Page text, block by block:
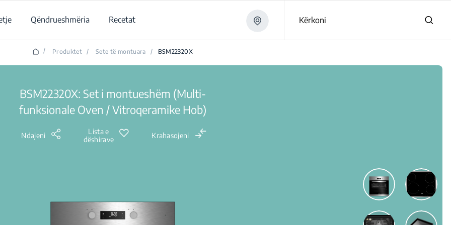
Qëndrueshmëria Recetat Kërkoni
/ Produktet / Sete të montuara / BSM22320X
BSM22320X: Set i montueshëm (Multi-
funksionale Oven / Vitroqeramike Hob)
Ndajeni
Lista e
dëshirave
Krahasojeni